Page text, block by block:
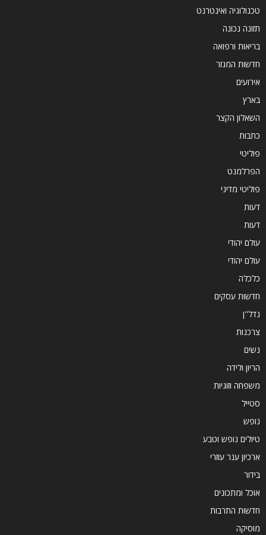
טכנולוגיה ואינטרנט
תזונה נכונה
בריאות ורפואה
חדשות המגזר
אירועים
בארץ
השאלון הקצר
כתבות
פוליטי
הפרלמנט
פוליטי מדיני
דעות
דעות
עולם יהודי
עולם יהודי
כלכלה
חדשות עסקים
נדל''ן
צרכנות
נשים
הריון ולידה
משפחה וזוגיות
סטייל
נופש
טיולים נופש וטבע
ארכיון ענר עוזרי
בידור
אוכל ומתכונים
חדשות התרבות
מוסיקה